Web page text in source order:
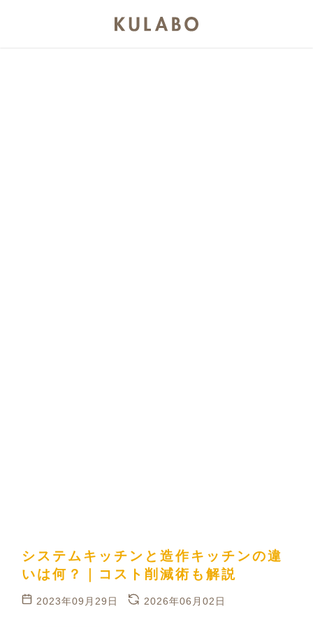
システムキッチンと造作キッチンの違
いは何？｜コスト削減術も解説
2023年09月29日 2026年06月02日